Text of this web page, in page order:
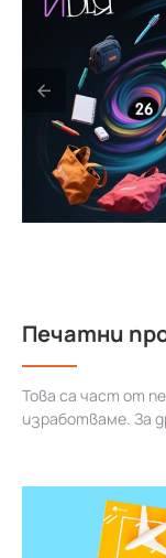
Печатни
Това са част от